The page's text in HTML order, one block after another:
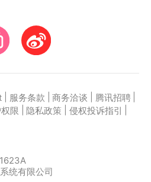
服务条款 商务洽谈 腾讯招聘
限 隐私政策 侵权投诉指引
统有限公司